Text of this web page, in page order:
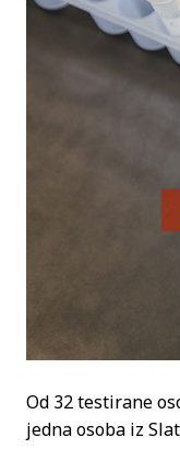
Od 32 testirane
jedna osoba iz